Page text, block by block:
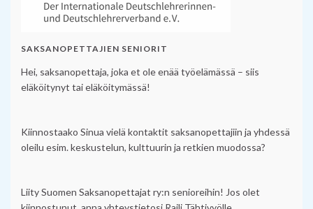
SAKSANOPETTAJIEN SENIORIT
Hei, saksanopettaja, joka et ole enää työelämässä – siis
eläköitynyt tai eläköitymässä!
Kiinnostaako Sinua vielä kontaktit saksanopettajiin ja yhdessä
oleilu esim. keskustelun, kulttuurin ja retkien muodossa?
Liity Suomen Saksanopettajat ry:n senioreihin! Jos olet